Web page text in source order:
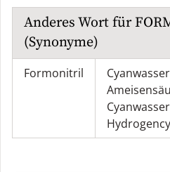
Anderes Wort für
(Synonyme)
Formonitril